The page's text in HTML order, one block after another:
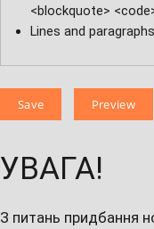
<blockquote>
Lines and
УВАГА!
З питань придбання